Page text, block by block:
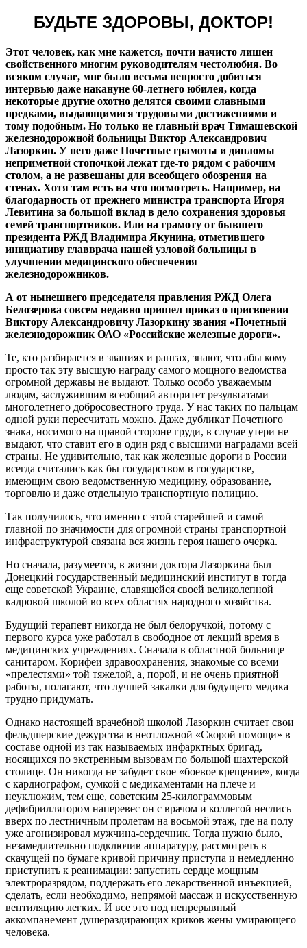
БУДЬТЕ ЗДОРОВЫ, ДОКТОР!
Этот человек, как мне кажется, почти начисто лишен
свойственного многим руководителям честолюбия. Во
всяком случае, мне было весьма непросто добиться
интервью даже накануне 60-летнего юбилея, когда
некоторые другие охотно делятся своими славными
предками, выдающимися трудовыми достижениями и
тому подобным. Но только не главный врач Тимашевской
железнодорожной больницы Виктор Александрович
Лазоркин. У него даже Почетные грамоты и дипломы
неприметной стопочкой лежат где-то рядом с рабочим
столом, а не развешаны для всеобщего обозрения на
стенах. Хотя там есть на что посмотреть. Например, на
благодарность от прежнего министра транспорта Игоря
Левитина за большой вклад в дело сохранения здоровья
семей транспортников. Или на грамоту от бывшего
президента РЖД Владимира Якунина, отметившего
инициативу главврача нашей узловой больницы в
улучшении медицинского обеспечения
железнодорожников.
А от нынешнего председателя правления РЖД Олега
Белозерова совсем недавно пришел приказ о присвоении
Виктору Александровичу Лазоркину звания «Почетный
железнодорожник ОАО «Российские железные дороги».
Те, кто разбирается в званиях и рангах, знают, что абы кому
просто так эту высшую награду самого мощного ведомства
огромной державы не выдают. Только особо уважаемым
людям, заслужившим всеобщий авторитет результатами
многолетнего добросовестного труда. У нас таких по пальцам
одной руки пересчитать можно. Даже дубликат Почетного
знака, носимого на правой стороне груди, в случае утери не
выдают, что ставит его в один ряд с высшими наградами всей
страны. Не удивительно, так как железные дороги в России
всегда считались как бы государством в государстве,
имеющим свою ведомственную медицину, образование,
торговлю и даже отдельную транспортную полицию.
Так получилось, что именно с этой старейшей и самой
главной по значимости для огромной страны транспортной
инфраструктурой связана вся жизнь героя нашего очерка.
Но сначала, разумеется, в жизни доктора Лазоркина был
Донецкий государственный медицинский институт в тогда
еще советской Украине, славящейся своей великолепной
кадровой школой во всех областях народного хозяйства.
Будущий терапевт никогда не был белоручкой, потому с
первого курса уже работал в свободное от лекций время в
медицинских учреждениях. Сначала в областной больнице
санитаром. Корифеи здравоохранения, знакомые со всеми
«прелестями» той тяжелой, а, порой, и не очень приятной
работы, полагают, что лучшей закалки для будущего медика
трудно придумать.
Однако настоящей врачебной школой Лазоркин считает свои
фельдшерские дежурства в неотложной «Скорой помощи» в
составе одной из так называемых инфарктных бригад,
носящихся по экстренным вызовам по большой шахтерской
столице. Он никогда не забудет свое «боевое крещение», когда
с кардиографом, сумкой с медикаментами на плече и
неуклюжим, тем еще, советским 25-килограммовым
дефибриллятором наперевес он с врачом и коллегой неслись
вверх по лестничным пролетам на восьмой этаж, где на полу
уже агонизировал мужчина-сердечник. Тогда нужно было,
незамедлительно подключив аппаратуру, рассмотреть в
скачущей по бумаге кривой причину приступа и немедленно
приступить к реанимации: запустить сердце мощным
электроразрядом, поддержать его лекарственной инъекцией,
сделать, если необходимо, непрямой массаж и искусственную
вентиляцию легких. И все это под непрерывный
аккомпанемент душераздирающих криков жены умирающего
человека.